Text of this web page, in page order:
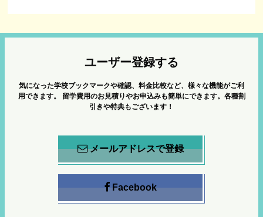
ユーザー登録する
気になった学校ブックマークや確認、料金比較など、様々な機能がご利
用できます。
留学費用のお見積りやお申込みも簡単にできます。各種割
引きや特典もございます！
メールアドレスで登録
Facebook